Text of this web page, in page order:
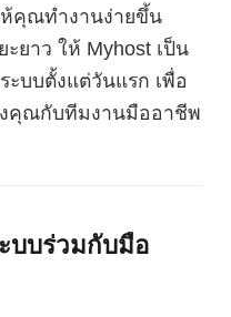
คุณทำงานง่ายขึ้น
ยาว ให้ Myhost เป็น
บบตั้งแต่วันแรก เพื่อ
งคุณกับทีมงานมืออาชีพ
บบร่วมกับมือ